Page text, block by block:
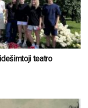
teatro